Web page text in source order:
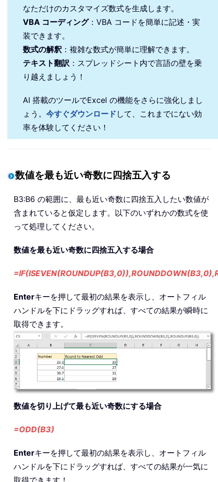
なただけのカスタマイズ数式を生成します。
VBA コーディング：VBA コードを簡単に記述・実
装できます。
数式の解釈 ：複雑な数式が簡単に理解できます。
テキスト翻訳 ：スプレッドシート内で言語の壁を乗
り越えましょう！
AI 搭載のツールでExcel の機能をさらに強化しまし
ょう。 今すぐダウンロード して、これまでにない効
率を体験してください！
数値を最も近い奇数に四捨五入する
B3:B6 の範囲に、最も近い奇数に四捨五入したい数値が
含まれていると仮定します。以下のいずれかの数式を使
って処理してください。
数値を最も近い奇数に四捨五入する場合
Enterキーを押して最初の結果を表示し、オートフィル
ハンドルを下にドラッグすれば、すべての結果が瞬時に
取得できます。
数値を切り上げて最も近い奇数にする場合
=ODD(B3)
Enterキーを押して最初の結果を表示し、オートフィル
ハンドルを下にドラッグすれば、すべての結果が一気に